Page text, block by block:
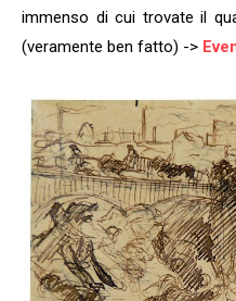
immenso di cui trovate il
(veramente ben fatto) ->